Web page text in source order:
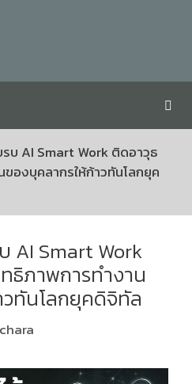
บ AI Smart Work ติดอาวุธ
องบุคลากรให้ก้าวทันโลกยุค
AI Smart Work
ธิภาพการทำงาน
ทันโลกยุคดิจิทัล